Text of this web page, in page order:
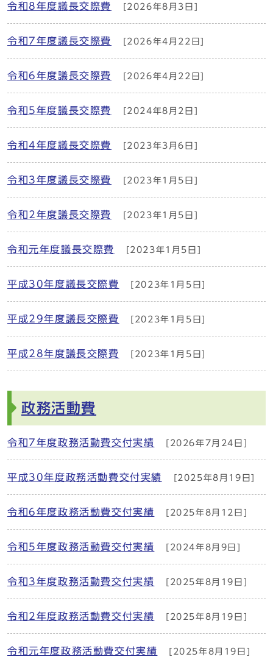
令和8年度議長交際費 [2026年8月3日]
令和7年度議長交際費 [2026年4月22日]
令和6年度議長交際費 [2026年4月22日]
令和5年度議長交際費 [2024年8月2日]
令和4年度議長交際費 [2023年3月6日]
令和3年度議長交際費 [2023年1月5日]
令和2年度議長交際費 [2023年1月5日]
令和元年度議長交際費 [2023年1月5日]
平成30年度議長交際費 [2023年1月5日]
平成29年度議長交際費 [2023年1月5日]
平成28年度議長交際費 [2023年1月5日]
政務活動費
令和7年度政務活動費交付実績 [2026年7月24日]
平成30年度政務活動費交付実績 [2025年8月19日]
令和6年度政務活動費交付実績 [2025年8月12日]
令和5年度政務活動費交付実績 [2024年8月9日]
令和3年度政務活動費交付実績 [2025年8月19日]
令和2年度政務活動費交付実績 [2025年8月19日]
令和元年度政務活動費交付実績 [2025年8月19日]